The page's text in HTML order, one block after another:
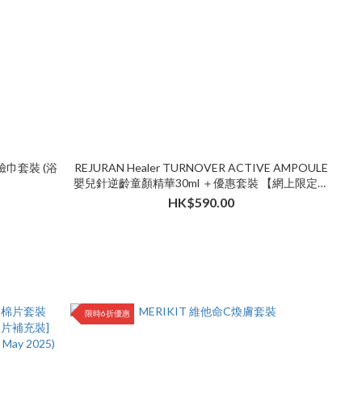
巾套裝 (浴
REJURAN Healer TURNOVER ACTIVE AMPOULE
嬰兒針逆齡童顏精華30ml ＋優惠套裝 【網上限定】
【限時限量】
HK$590.00
限時6折優惠